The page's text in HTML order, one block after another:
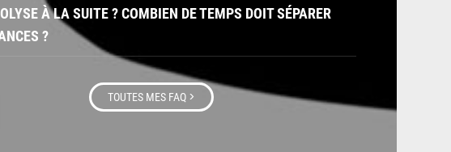
À LA SUITE ? COMBIEN DE TEMPS DOIT SÉPARER
?
TOUTES MES FAQ >